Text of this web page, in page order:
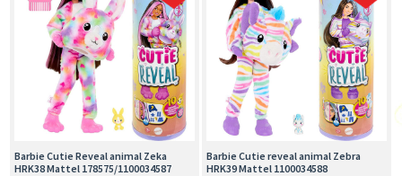
Barbie Cutie reveal animal Zebra
HRK39 Mattel 1100034588
Barbie Cutie Reveal animal Zeka
HRK38 Mattel 178575/1100034587